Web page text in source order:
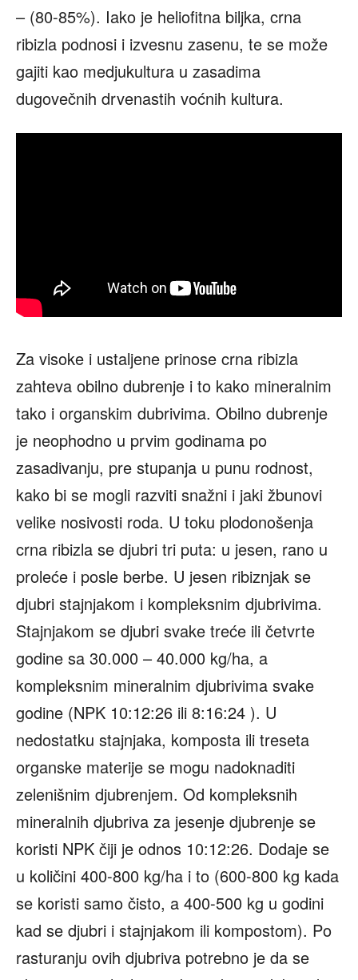
– (80-85%). Iako je heliofitna biljka, crna
ribizla podnosi i izvesnu zasenu, te se može
gajiti kao medjukultura u zasadima
dugovečnih drvenastih voćnih kultura.
Za visoke i ustaljene prinose crna ribizla
zahteva obilno dubrenje i to kako mineralnim
tako i organskim dubrivima. Obilno dubrenje
je neophodno u prvim godinama po
zasadivanju, pre stupanja u punu rodnost,
kako bi se mogli razviti snažni i jaki žbunovi
velike nosivosti roda. U toku plodonošenja
crna ribizla se djubri tri puta: u jesen, rano u
proleće i posle berbe. U jesen ribiznjak se
djubri stajnjakom i kompleksnim djubrivima.
Stajnjakom se djubri svake treće ili četvrte
godine sa 30.000 – 40.000 kg/ha, a
kompleksnim mineralnim djubrivima svake
godine (NPK 10:12:26 ili 8:16:24 ). U
nedostatku stajnjaka, komposta ili treseta
organske materije se mogu nadoknaditi
zelenišnim djubrenjem. Od kompleksnih
mineralnih djubriva za jesenje djubrenje se
koristi NPK čiji je odnos 10:12:26. Dodaje se
u količini 400-800 kg/ha i to (600-800 kg kada
se koristi samo čisto, a 400-500 kg u godini
kad se djubri i stajnjakom ili kompostom). Po
rasturanju ovih djubriva potrebno je da se